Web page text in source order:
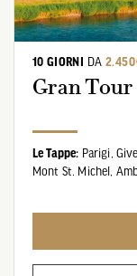
10 GIORNI DA
Gran
Le Tappe: Parigi,
Mont St. Michel,